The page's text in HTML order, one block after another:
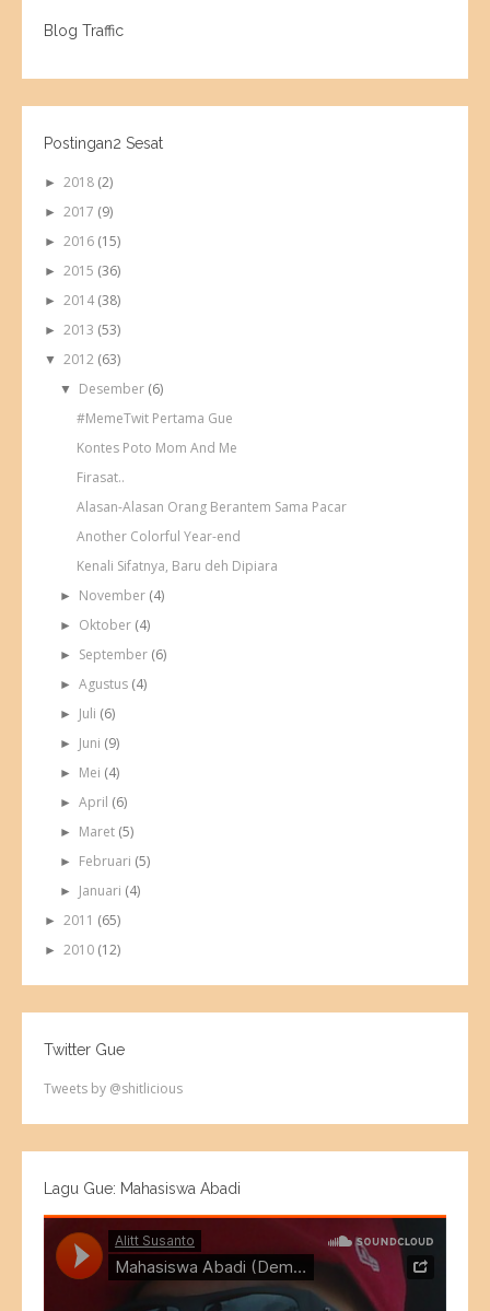
Blog Traffic
Postingan2 Sesat
► 2018 (2)
► 2017 (9)
► 2016 (15)
► 2015 (36)
► 2014 (38)
► 2013 (53)
▼ 2012 (63)
▼ Desember (6)
#MemeTwit Pertama Gue
Kontes Poto Mom And Me
Firasat..
Alasan-Alasan Orang Berantem Sama Pacar
Another Colorful Year-end
Kenali Sifatnya, Baru deh Dipiara
► November (4)
► Oktober (4)
► September (6)
►Agustus (4)
► Juli (6)
► Juni (9)
► Mei (4)
►April (6)
► Maret (5)
► Februari (5)
► Januari (4)
► 2011 (65)
► 2010 (12)
Twitter Gue
Tweets by @shitlicious
Lagu Gue: Mahasiswa Abadi